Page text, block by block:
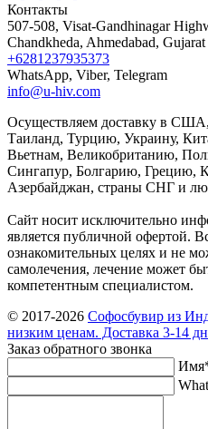
Контакты
507-508, Visat-Gandhinagar
Chandkheda, Ahmedabad,
+6281237935373
WhatsApp, Viber, Telegram
info@u-hiv.com
Осуществляем доставку в
Таиланд, Турцию, Украину,
Вьетнам, Великобританию,
Сингапур, Болгарию, Грецию,
Азербайджан, страны СНГ и
Сайт носит исключительно
является публичной офертой.
ознакомительных целях и не
самолечения, лечение может
компетентным специалистом.
© 2017-2026 Софосбувир из
низким ценам. Доставка 3-14
Заказ обратного звонка